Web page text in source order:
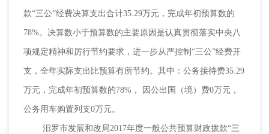
款“三公”经费决算支出合计35.29万元，完成年初预算数的
78%。决算数小于预算数的主要原因是认真贯彻落实中央八
项规定精神和厉行节约要求，进一步从严控制“三公”经费开
支，全年实际支出比预算有所节约。其中：公务接待费35.29
万元，完成年初预算数的78%， 因公出国（境）费0万元，
公务用车购置列支0万元。
汨罗市发展和改局2017年度一般公共预算财政拨款“三